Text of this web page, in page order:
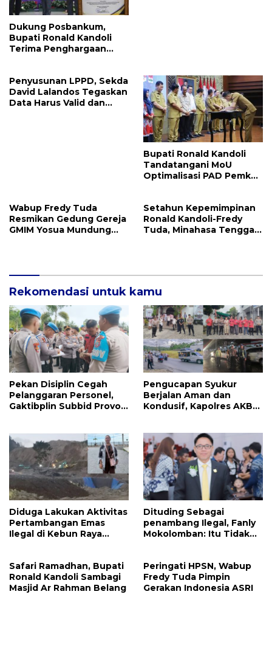
Dukung Posbankum,
Bupati Ronald Kandoli
Terima Penghargaan
Penyusunan LPPD, Sekda
David Lalandos Tegaskan
Data Harus Valid dan
Bupati Ronald Kandoli
Tandatangani MoU
Optimalisasi PAD Pemkab
Wabup Fredy Tuda
Resmikan Gedung Gereja
GMIM Yosua Mundung
Setahun Kepemimpinan
Ronald Kandoli-Fredy
Tuda, Minahasa Tenggara
Rekomendasi untuk kamu
Pekan Disiplin Cegah
Pelanggaran Personel,
Gaktibplin Subbid Provos
Pengucapan Syukur
Berjalan Aman dan
Kondusif, Kapolres AKBP
Mitra
Diduga Lakukan Aktivitas
Pertambangan Emas
Ilegal di Kebun Raya
Sondakh
Dituding Sebagai
penambang Ilegal, Fanly
Mokolomban: Itu Tidak
Safari Ramadhan, Bupati
Ronald Kandoli Sambagi
Masjid Ar Rahman Belang
Peringati HPSN, Wabup
Fredy Tuda Pimpin
Gerakan Indonesia ASRI